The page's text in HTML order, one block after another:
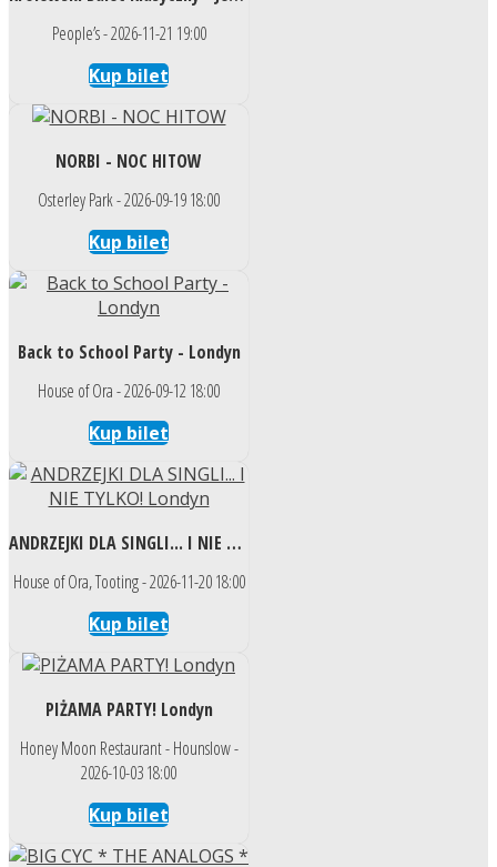
People’s - 2026-11-21 19:00
Kup bilet
NORBI - NOC HITOW
Osterley Park - 2026-09-19 18:00
Kup bilet
Back to School Party - Londyn
House of Ora - 2026-09-12 18:00
Kup bilet
ANDRZEJKI DLA SINGLI... I NIE TYLKO! Londyn
House of Ora, Tooting - 2026-11-20 18:00
Kup bilet
PIŻAMA PARTY! Londyn
Honey Moon Restaurant - Hounslow -
2026-10-03 18:00
Kup bilet